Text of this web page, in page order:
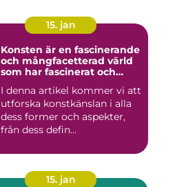
15. jan
Konsten är en fascinerande
och mångfacetterad värld
som har fascinerat och
århundraden
I denna artikel kommer vi att
utforska konstkänslan i alla
dess former och aspekter,
från dess defin...
15. jan